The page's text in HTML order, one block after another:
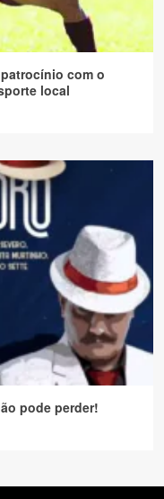
com o
local
pode perder!